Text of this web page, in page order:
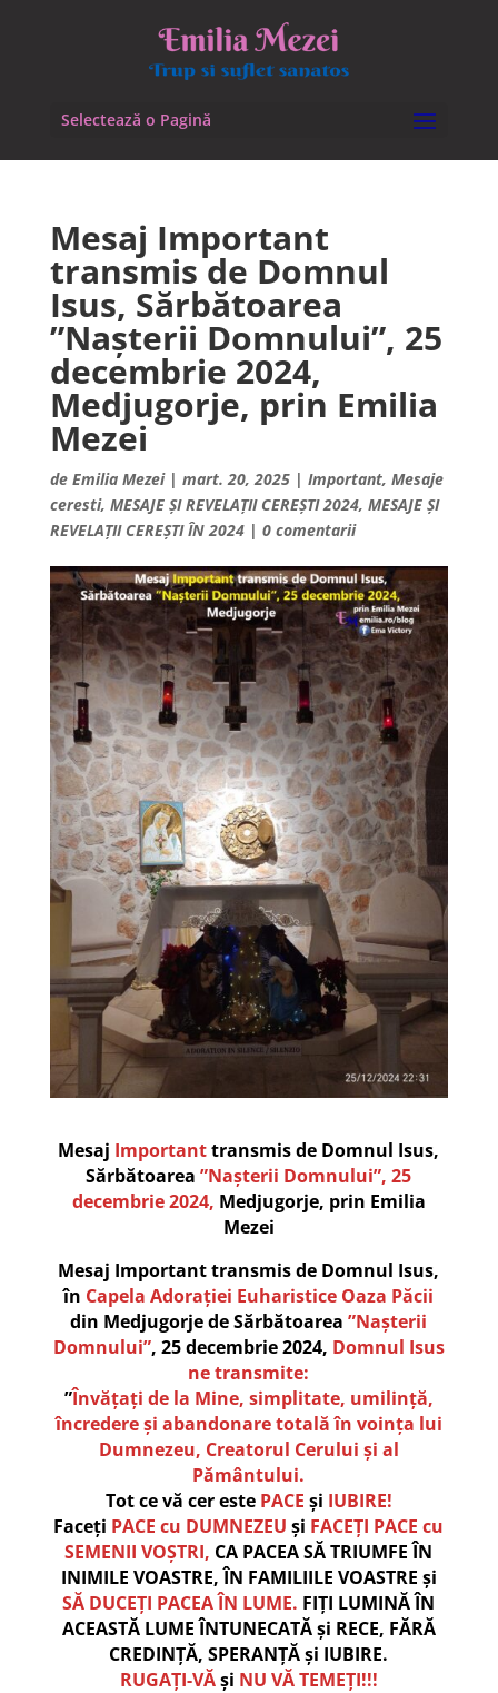
Selectează o Pagină
Mesaj Important
transmis de Domnul
Isus, Sărbătoarea
”Nașterii Domnului”, 25
decembrie 2024,
Medjugorje, prin Emilia
Mezei
de Emilia Mezei| mart. 20, 2025| Important, Mesaje
ceresti, MESAJE ȘI REVELAȚII CEREȘTI 2024, MESAJE ȘI
REVELAȚII CEREȘTI ÎN 2024| 0 comentarii
Mesaj Importanttransmis de Domnul Isus,
Sărbătoarea”Nașterii Domnului”, 25
decembrie 2024, Medjugorje, prin Emilia
Mezei
Mesaj Important transmis de Domnul Isus,
în Capela Adorației Euharistice Oaza Păcii
din Medjugorje de Sărbătoarea ”Nașterii
Domnului”, 25 decembrie 2024, Domnul Isus
ne transmite:
”Învățați de la Mine, simplitate, umilință,
încredere și abandonare totală în voința lui
Dumnezeu, Creatorul Cerului și al
Pământului.
Tot ce vă cer estePACE și IUBIRE!
Faceți PACE cu DUMNEZEU și FACEȚI PACE cu
SEMENII VOȘTRI, CA PACEA SĂ TRIUMFE ÎN
INIMILE VOASTRE, ÎN FAMILIILE VOASTRE și
SĂ DUCEȚI PACEA ÎN LUME. FIȚI LUMINĂ ÎN
ACEASTĂ LUME ÎNTUNECATĂ și RECE, FĂRĂ
CREDINȚĂ, SPERANȚĂ și IUBIRE.
RUGAȚI-VĂși NU VĂ TEMEȚI!!!